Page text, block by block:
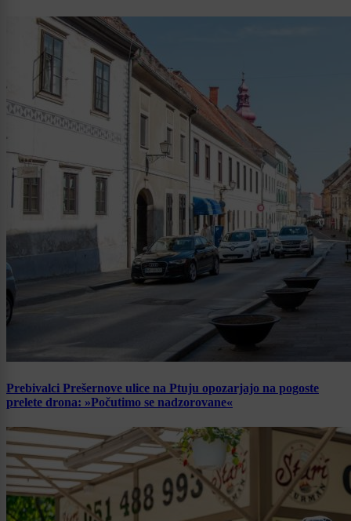
Prebivalci Prešernove ulice na Ptuju opozarjajo na pogoste
prelete drona: »Počutimo se nadzorovane«